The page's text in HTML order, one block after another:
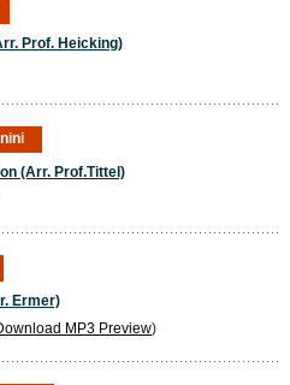
Prof. Heicking)
(Arr. Prof.Tittel)
Ermer)
MP3 Preview)